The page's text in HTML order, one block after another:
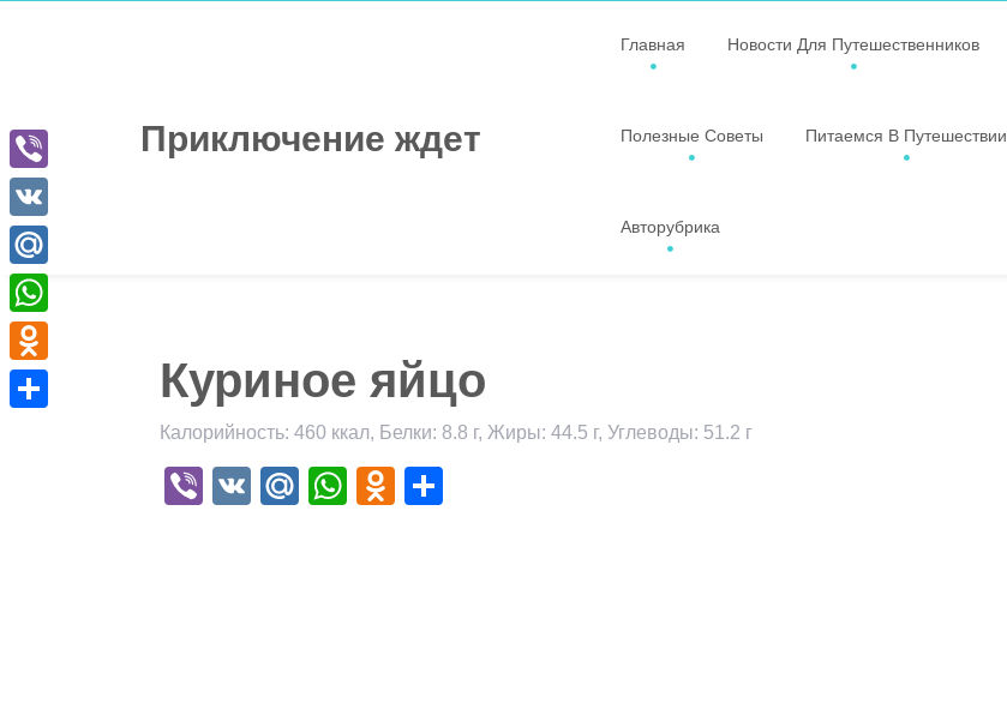
Приключение ждет
Главная Новости Для Путешественников
Полезные Советы Питаемся В Путешествии
Авторубрика
Куриное яйцо
Калорийность: 460 ккал, Белки: 8.8 г, Жиры: 44.5 г, Углеводы: 51.2 г
Viber
VK Mail.Ru
WhatsApp
Odnoklassniki
Viber
VK
Mail.Ru
WhatsApp
Odnoklassniki